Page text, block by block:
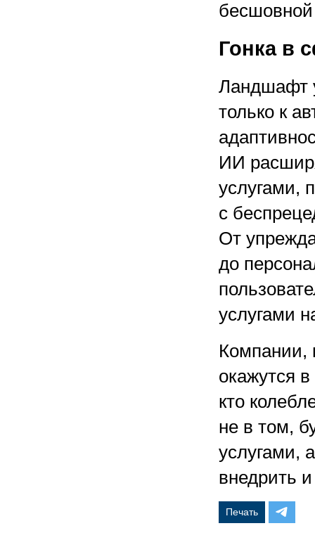
бесшовной
Гонка в
Ландшафт
только к
ИИ
услугами,
с
От
до
услугами
Компании,
окажутся
кто
не в том,
услугами,
внедрить
Печать